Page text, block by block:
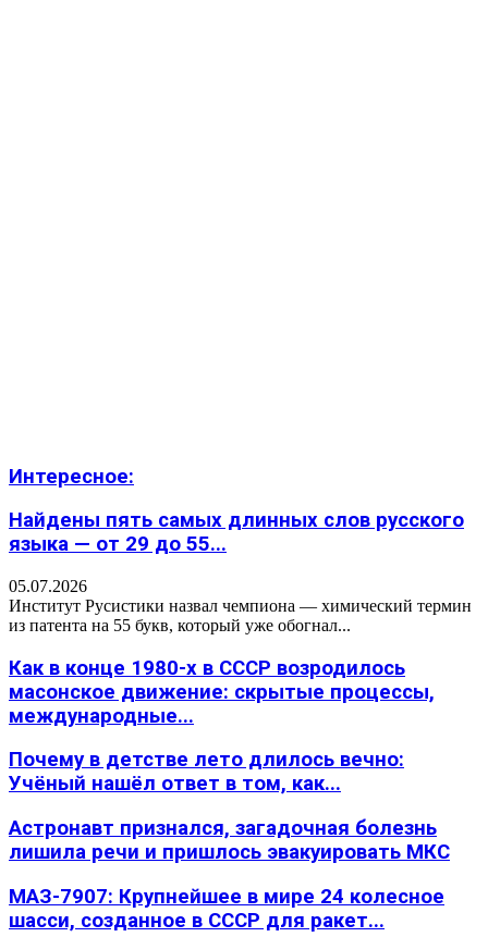
Интересное:
Найдены пять самых длинных слов русского
языка — от 29 до 55...
05.07.2026
Институт Русистики назвал чемпиона — химический термин
из патента на 55 букв, который уже обогнал...
Как в конце 1980-х в СССР возродилось
масонское движение: скрытые процессы,
международные...
Почему в детстве лето длилось вечно:
Учёный нашёл ответ в том, как...
Астронавт признался, загадочная болезнь
лишила речи и пришлось эвакуировать МКС
МАЗ-7907: Крупнейшее в мире 24 колесное
шасси, созданное в СССР для ракет...